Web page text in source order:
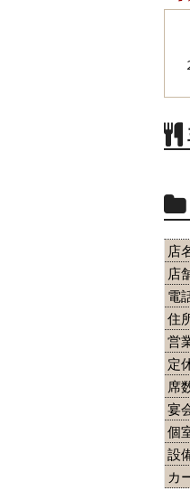
店
店
電
住
営
定
席
宴
個
設
カ